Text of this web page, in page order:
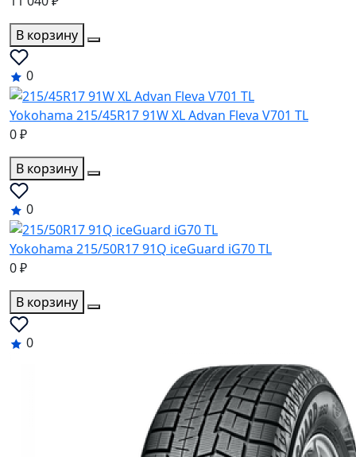
В корзину
0
Yokohama 215/45R17 91W XL Advan Fleva V701 TL
0 ₽
В корзину
0
Yokohama 215/50R17 91Q iceGuard iG70 TL
0 ₽
В корзину
0